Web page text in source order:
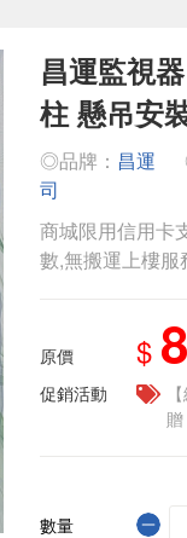
昌運監視
柱 懸吊安
◎品牌： 昌運
司
商城限用信用卡
數,無搬運上樓服
原價 $
促銷活動
數量